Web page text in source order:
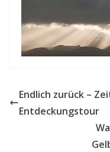
Endlich zurück –
Entdeckungstour